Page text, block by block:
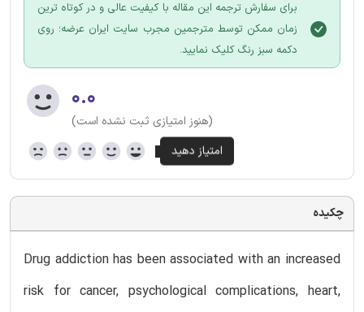
برای سفارش ترجمه این مقاله با کیفیت عالی و در کوتاه ترین
زمان ممکن توسط مترجمین مجرب سایت ایران عرضه؛ روی
دکمه سبز رنگ کلیک نمایید.
۰.۰
(هنوز امتیازی ثبت نشده است)
چکیده
Drug addiction has been associated with an increased
risk for cancer, psychological complications, heart,